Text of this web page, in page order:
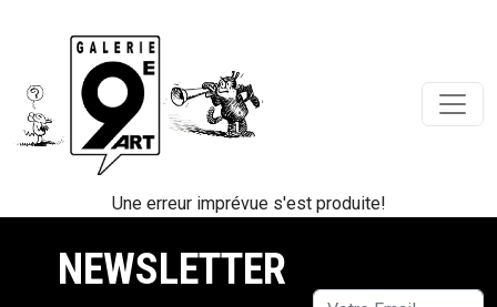
Une erreur imprévue s'est produite!
NEWSLETTER